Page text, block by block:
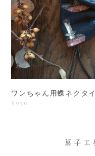
ワンちゃん用蝶ネクタイ
¥970